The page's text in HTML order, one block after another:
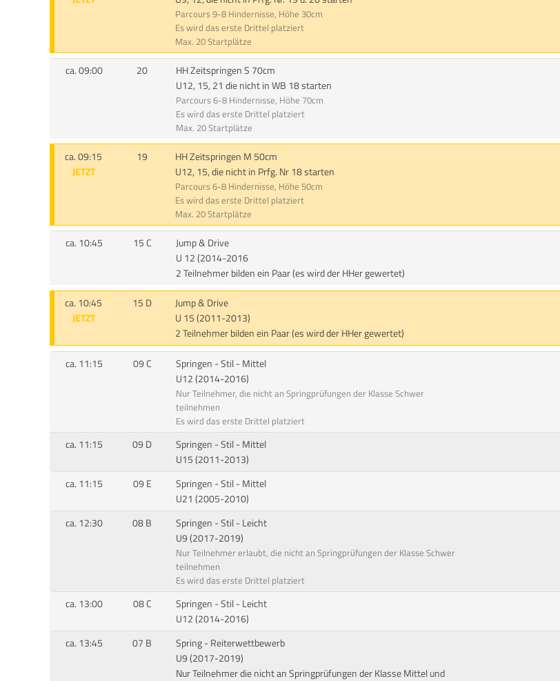
Parcours 9-8 Hindernisse, Höhe 30cm
Es wird das erste Drittel platziert
Max. 20 Startplätze
ca. 09:00 20
HH Zeitspringen S 70cm
U12, 15, 21 die nicht in WB 18 starten
Parcours 6-8 Hindernisse, Höhe 70cm
Es wird das erste Drittel platziert
Max. 20 Startplätze
ca. 09:15
JETZT
19
HH Zeitspringen M 50cm
U12, 15, die nicht in Prfg. Nr 18 starten
Parcours 6-8 Hindernisse, Höhe 50cm
Es wird das erste Drittel platziert
Max. 20 Startplätze
ca. 10:45 15 C
Jump & Drive
U 12 (2014-2016
2 Teilnehmer bilden ein Paar (es wird der HHer gewertet)
ca. 10:45
JETZT
15 D
Jump & Drive
U 15 (2011-2013)
2 Teilnehmer bilden ein Paar (es wird der HHer gewertet)
ca. 11:15 09 C
Springen - Stil - Mittel
U12 (2014-2016)
Nur Teilnehmer, die nicht an Springprüfungen der Klasse Schwer
teilnehmen
Es wird das erste Drittel platziert
ca. 11:15 09 D
Springen - Stil - Mittel
U15 (2011-2013)
ca. 11:15 09 E
Springen - Stil - Mittel
U21 (2005-2010)
ca. 12:30 08 B
Springen - Stil - Leicht
U9 (2017-2019)
Nur Teilnehmer erlaubt, die nicht an Springprüfungen der Klasse Schwer
teilnehmen
Es wird das erste Drittel platziert
ca. 13:00 08 C
Springen - Stil - Leicht
U12 (2014-2016)
ca. 13:45 07 B
Spring - Reiterwettbewerb
U9 (2017-2019)
Nur Teilnehmer die nicht an Springprüfungen der Klasse Mittel und